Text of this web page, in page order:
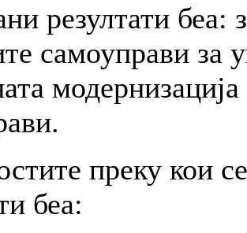
резултати беа:
самоуправи за
преку кои
беа: